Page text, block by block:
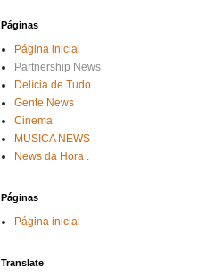
Páginas
Página inicial
Partnership News
Delícia de Tudo
Gente News
Cinema
MUSICA NEWS
News da Hora .
Páginas
Página inicial
Translate